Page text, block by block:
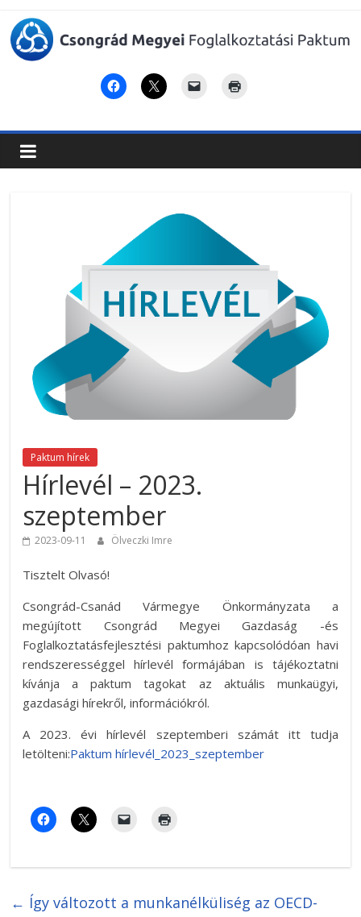
Csongrád
Megyei
Foglalkoztatási
Paktum hírek
Hírlevél – 2023.
szeptember
2023-09-11 Ölveczki Imre
Tisztelt Olvasó!
Csongrád-Csanád Vármegye Önkormányzata a
megújított Csongrád Megyei Gazdaság -és
Foglalkoztatásfejlesztési paktumhoz kapcsolódóan havi
rendszerességgel hírlevél formájában is tájékoztatni
kívánja a paktum tagokat az aktuális munkaügyi,
gazdasági hírekről, információkról.
A 2023. évi hírlevél szeptemberi számát itt tudja
letölteni:Paktum hírlevél_2023_szeptember
← Így változott a munkanélküliség az OECD-